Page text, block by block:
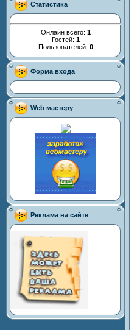
Статистика
Онлайн всего: 1
Гостей: 1
Пользователей: 0
Форма входа
Web мастеру
Реклама на сайте